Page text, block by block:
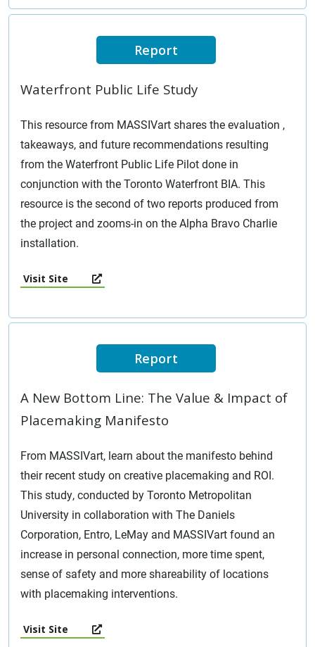
Report
Waterfront Public Life Study
This resource from MASSIVart shares the evaluation ,
takeaways, and future recommendations resulting
from the Waterfront Public Life Pilot done in
conjunction with the Toronto Waterfront BIA. This
resource is the second of two reports produced from
the project and zooms-in on the Alpha Bravo Charlie
installation.
Visit Site
Report
A New Bottom Line: The Value & Impact of
Placemaking Manifesto
From MASSIVart, learn about the manifesto behind
their recent study on creative placemaking and ROI.
This study, conducted by Toronto Metropolitan
University in collaboration with The Daniels
Corporation, Entro, LeMay and MASSIVart found an
increase in personal connection, more time spent,
sense of safety and more shareability of locations
with placemaking interventions.
Visit Site